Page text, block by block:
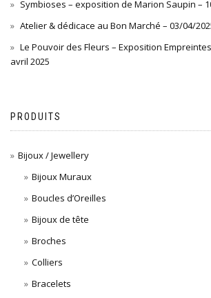
Symbioses – exposition de Marion Saupin –
Atelier & dédicace au Bon Marché – 03/04/
Le Pouvoir des Fleurs – Exposition
avril 2025
PRODUITS
Bijoux / Jewellery
Bijoux Muraux
Boucles d’Oreilles
Bijoux de tête
Broches
Colliers
Bracelets